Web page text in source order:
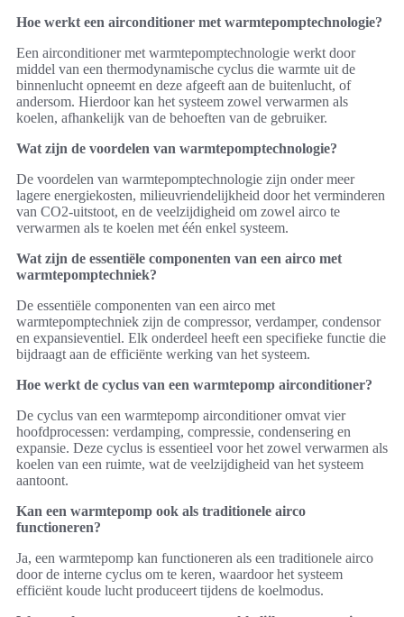
Hoe werkt een airconditioner met warmtepomptechnologie?
Een airconditioner met warmtepomptechnologie werkt door
middel van een thermodynamische cyclus die warmte uit de
binnenlucht opneemt en deze afgeeft aan de buitenlucht, of
andersom. Hierdoor kan het systeem zowel verwarmen als
koelen, afhankelijk van de behoeften van de gebruiker.
Wat zijn de voordelen van warmtepomptechnologie?
De voordelen van warmtepomptechnologie zijn onder meer
lagere energiekosten, milieuvriendelijkheid door het verminderen
van CO2-uitstoot, en de veelzijdigheid om zowel airco te
verwarmen als te koelen met één enkel systeem.
Wat zijn de essentiële componenten van een airco met
warmtepomptechniek?
De essentiële componenten van een airco met
warmtepomptechniek zijn de compressor, verdamper, condensor
en expansieventiel. Elk onderdeel heeft een specifieke functie die
bijdraagt aan de efficiënte werking van het systeem.
Hoe werkt de cyclus van een warmtepomp airconditioner?
De cyclus van een warmtepomp airconditioner omvat vier
hoofdprocessen: verdamping, compressie, condensering en
expansie. Deze cyclus is essentieel voor het zowel verwarmen als
koelen van een ruimte, wat de veelzijdigheid van het systeem
aantoont.
Kan een warmtepomp ook als traditionele airco
functioneren?
Ja, een warmtepomp kan functioneren als een traditionele airco
door de interne cyclus om te keren, waardoor het systeem
efficiënt koude lucht produceert tijdens de koelmodus.